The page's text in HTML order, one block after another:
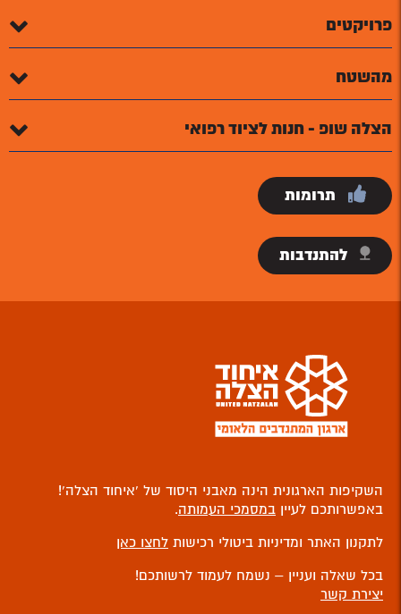
פרויקטים
מהשטח
הצלה שופ - חנות לציוד רפואי
תרומות
להתנדבות
השקיפות הארגונית הינה מאבני היסוד של ‘איחוד הצלה’!
באפשרותכם לעיין במסמכי העמותה.
לתקנון האתר ומדיניות ביטולי רכישות לחצו כאן
בכל שאלה ועניין – נשמח לעמוד לרשותכם!
יצירת קשר